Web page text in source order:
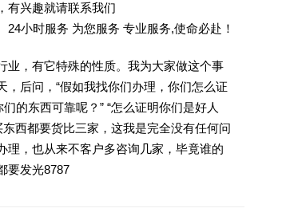
有兴趣就请联系我们
小时服务 为您服务 专业服务,使命必赴！
业，有它特殊的性质。我为大家做这个事
后问，“假如我找你们办理，你们怎么证
的东西可靠呢？” “怎么证明你们是好人
西都要货比三家，这我是完全没有任何问
理，也从来不客户多咨询几家，毕竟谁的
要发光8787